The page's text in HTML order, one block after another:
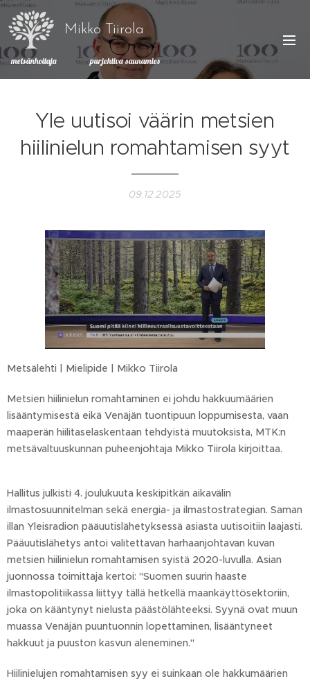
Mikko Tiirola
metsänhoitaja purjehtiva saunamies
Yle uutisoi väärin metsien
hiilinielun romahtamisen syyt
09.12.2025
Metsälehti | Mielipide | Mikko Tiirola
Metsien hiilinielun romahtaminen ei johdu hakkuumäärien
lisääntymisestä eikä Venäjän tuontipuun loppumisesta, vaan
maaperän hiilitaselaskentaan tehdyistä muutoksista, MTK:n
metsävaltuuskunnan puheenjohtaja Mikko Tiirola kirjoittaa.
Hallitus julkisti 4. joulukuuta keskipitkän aikavälin
ilmastosuunnitelman sekä energia- ja ilmastostrategian. Saman
illan Yleisradion pääuutislähetyksessä asiasta uutisoitiin laajasti.
Pääuutislähetys antoi valitettavan harhaanjohtavan kuvan
metsien hiilinielun romahtamisen syistä 2020-luvulla. Asian
juonnossa toimittaja kertoi: "Suomen suurin haaste
ilmastopolitiikassa liittyy tällä hetkellä maankäyttösektoriin,
joka on kääntynyt nielusta päästölähteeksi. Syynä ovat muun
muassa Venäjän puuntuonnin lopettaminen, lisääntyneet
hakkuut ja puuston kasvun aleneminen."
Hiilinielujen romahtamisen syy ei suinkaan ole hakkumäärien